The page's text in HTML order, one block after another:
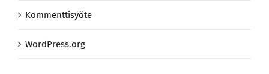
Kommenttisyöte
WordPress.org